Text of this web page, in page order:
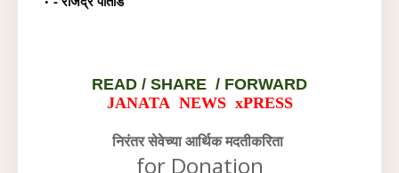
READ / SHARE / FORWARD
JANATA NEWS xPRESS
निरंतर सेवेच्या आर्थिक मदतीकरिता
for Donation